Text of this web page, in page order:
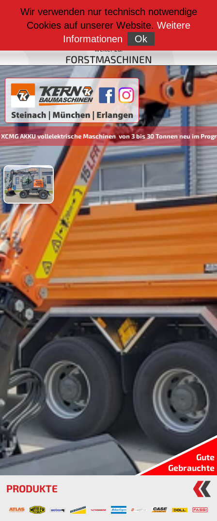
AKKU vollelektrische Maschinen von 3 bis 30 Tonnen neu im
BAUMASCHINEN
weiter zu:
FAHRZEUGBAU
weiter zu:
FORSTMASCHINEN
Gute
Gebrauchte
PRODUKTE
Wir verwenden nur technisch notwendige
Cookies auf unserer Website. Weitere
Informationen
Ok